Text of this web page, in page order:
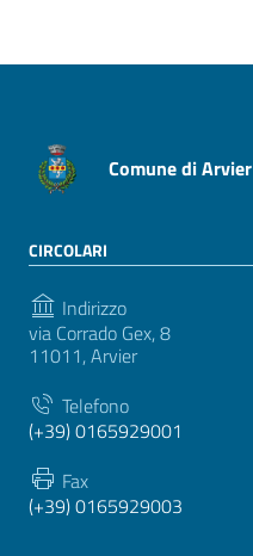
Comune di Arvier
CIRCOLARI
Indirizzo
via Corrado Gex, 8
11011, Arvier
Telefono
(+39) 0165929001
Fax
(+39) 0165929003